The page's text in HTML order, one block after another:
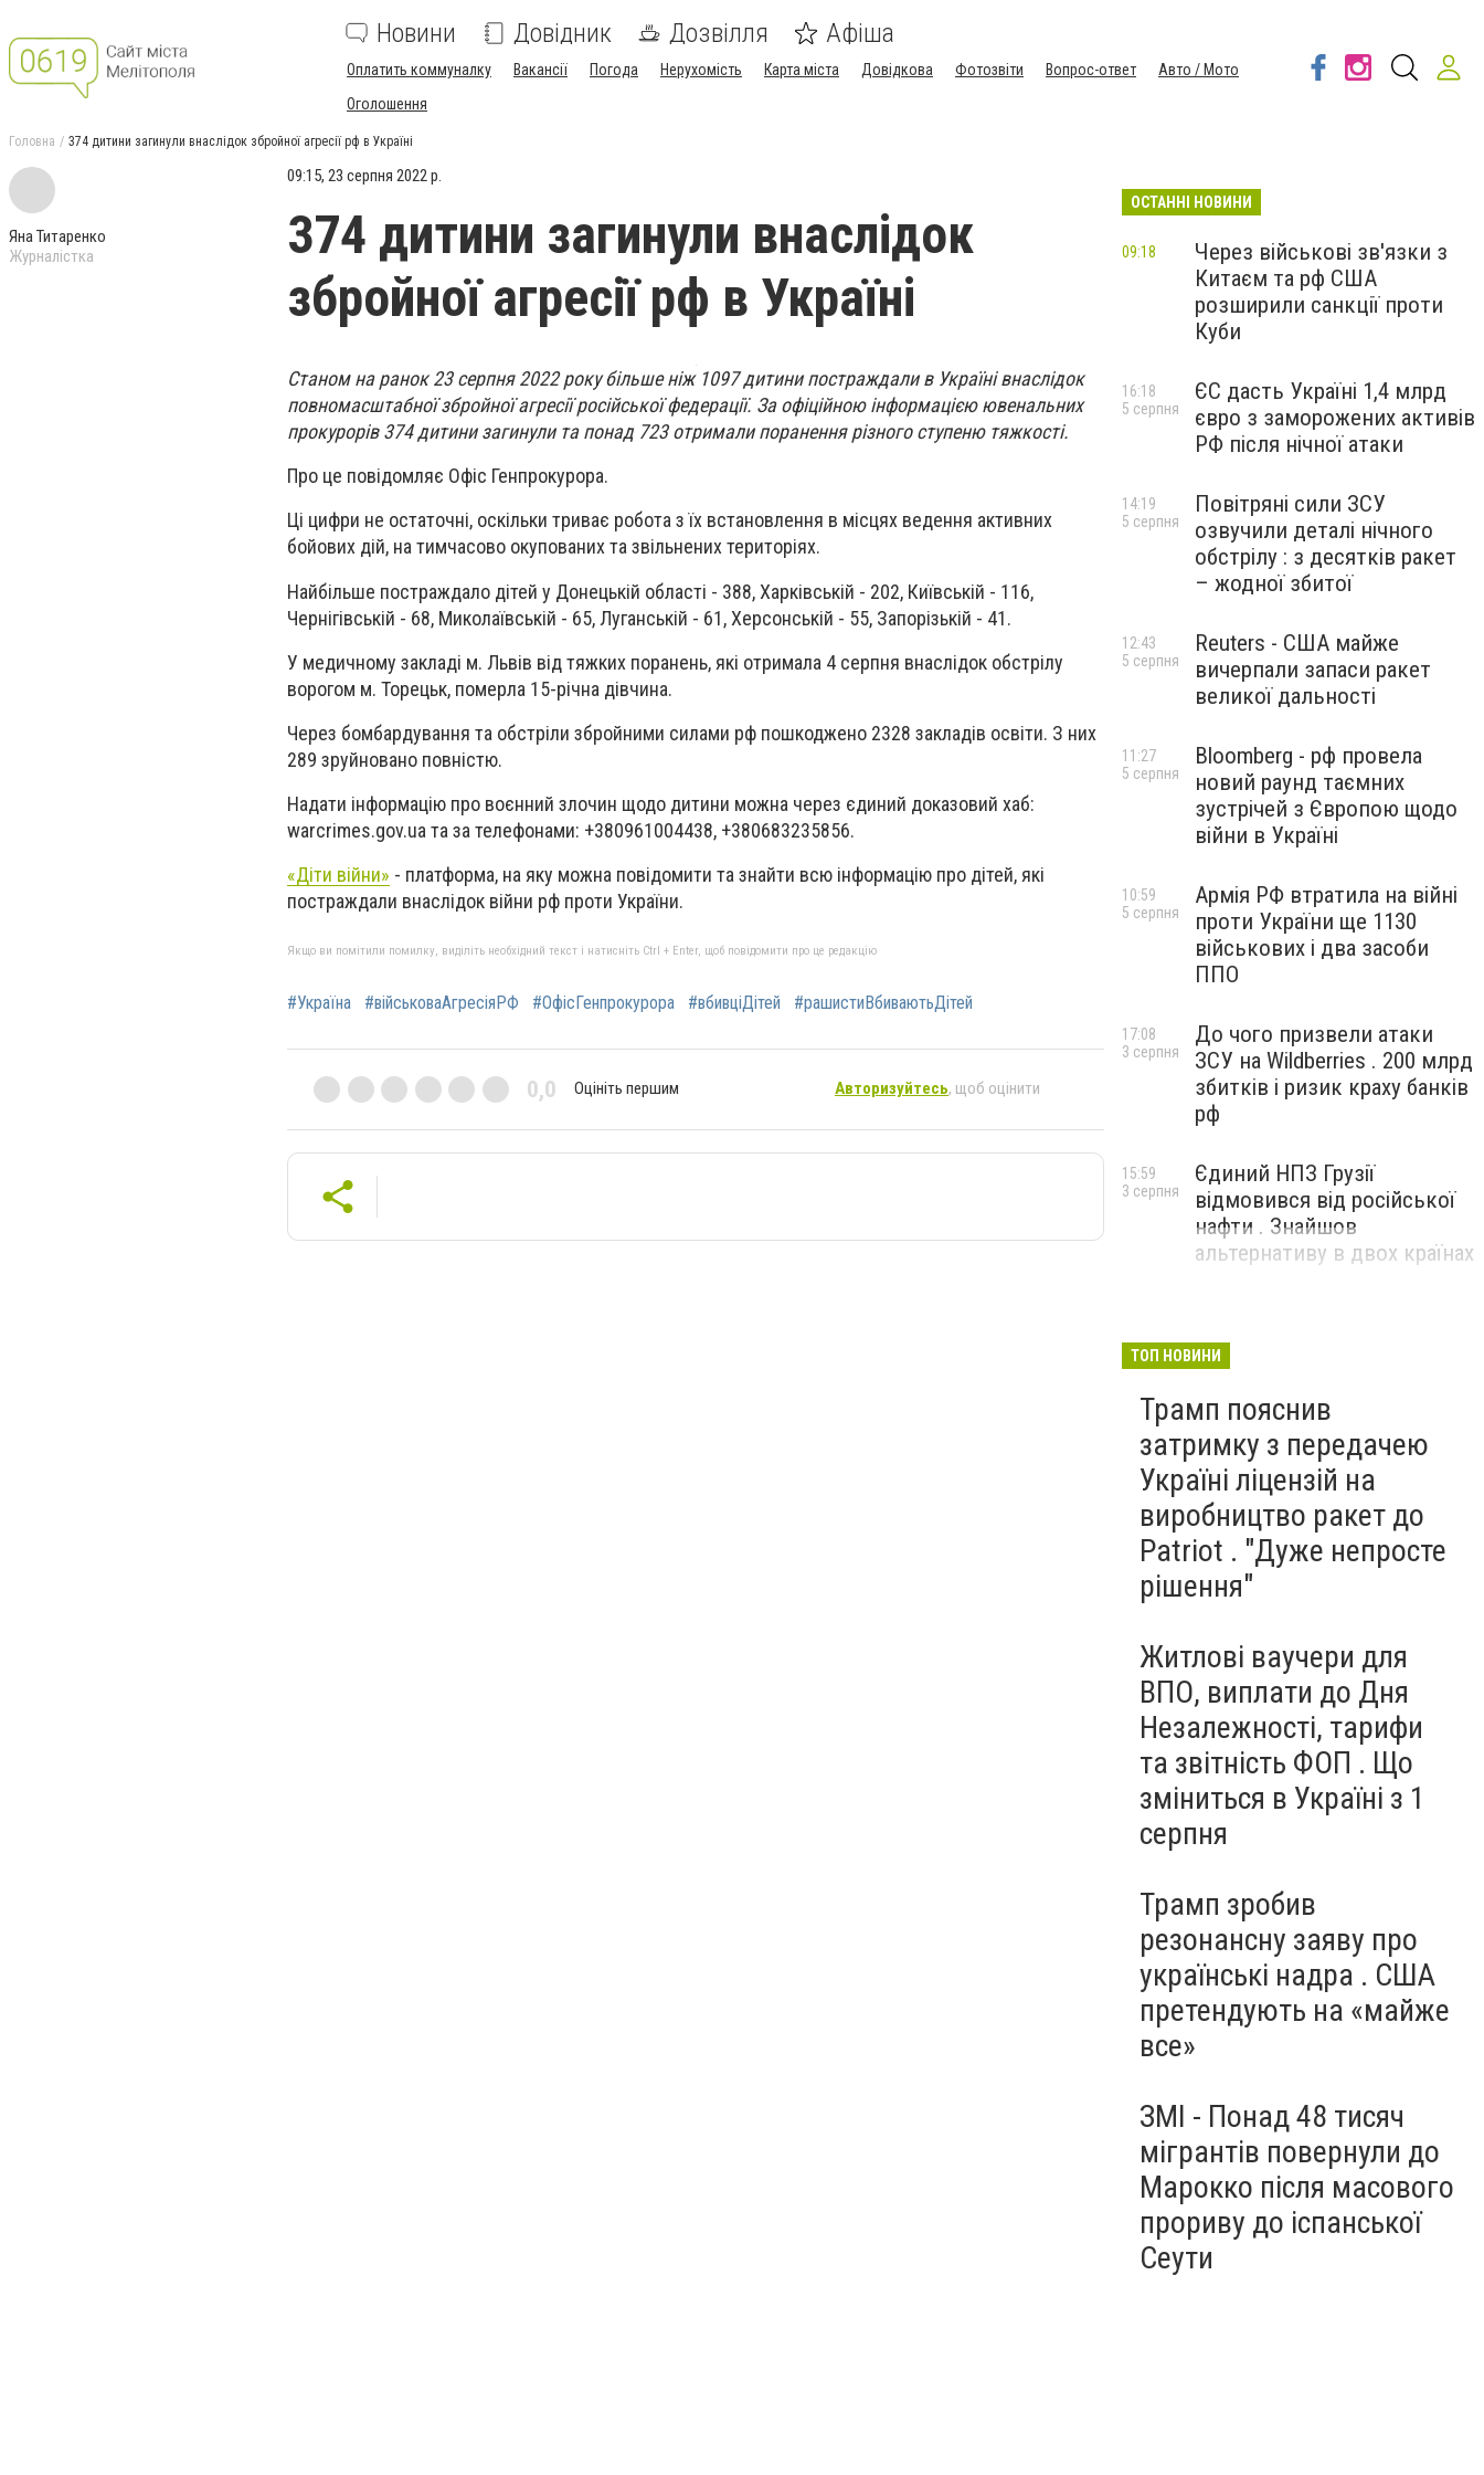
Новини Довідник Дозвілля Афіша
Оплатить коммуналку Вакансії Погода Нерухомість Карта міста Довідкова Фотозвіти Вопрос-ответ
Авто / Мото
Оголошення
Головна 374 дитини загинули внаслідок збройної агресії рф в Україні
Яна Титаренко
Журналістка
09:15, 23 серпня 2022 р.
374 дитини загинули внаслідок
збройної агресії рф в Україні
Станом на ранок 23 серпня 2022 року більше ніж 1097 дитини постраждали в Україні внаслідок
повномасштабної збройної агресії російської федерації. За офіційною інформацією ювенальних
прокурорів 374 дитини загинули та понад 723 отримали поранення різного ступеню тяжкості.
Про це повідомляє Офіс Генпрокурора.
Ці цифри не остаточні, оскільки триває робота з їх встановлення в місцях ведення активних
бойових дій, на тимчасово окупованих та звільнених територіях.
Найбільше постраждало дітей у Донецькій області - 388, Харківській - 202, Київській - 116,
Чернігівській - 68, Миколаївській - 65, Луганській - 61, Херсонській - 55, Запорізькій - 41.
У медичному закладі м. Львів від тяжких поранень, які отримала 4 серпня внаслідок обстрілу
ворогом м. Торецьк, померла 15-річна дівчина.
Через бомбардування та обстріли збройними силами рф пошкоджено 2328 закладів освіти. З них
289 зруйновано повністю.
Надати інформацію про воєнний злочин щодо дитини можна через єдиний доказовий хаб:
warcrimes.gov.ua та за телефонами: +380961004438, +380683235856.
«Діти війни» - платформа, на яку можна повідомити та знайти всю інформацію про дітей, які
постраждали внаслідок війни рф проти України.
Якщо ви помітили помилку, виділіть необхідний текст і натисніть Ctrl + Enter, щоб повідомити про це редакцію
#Україна #військоваАгресіяРФ #ОфісГенпрокурора #вбивціДітей #рашистиВбиваютьДітей
0,0 Оцініть першим Авторизуйтесь, щоб оцінити
ОСТАННІ НОВИНИ
Через військові зв'язки з
Китаєм та рф США
розширили санкції проти
Куби
09:18
ЄС дасть Україні 1,4 млрд
євро з заморожених активів
РФ після нічної атаки
16:18
5 серпня
Повітряні сили ЗСУ
озвучили деталі нічного
обстрілу : з десятків ракет
– жодної збитої
14:19
5 серпня
Reuters - США майже
вичерпали запаси ракет
великої дальності
12:43
5 серпня
Bloomberg - рф провела
новий раунд таємних
зустрічей з Європою щодо
війни в Україні
11:27
5 серпня
Армія РФ втратила на війні
проти України ще 1130
військових і два засоби
ППО
10:59
5 серпня
До чого призвели атаки
ЗСУ на Wildberries . 200 млрд
збитків і ризик краху банків
рф
17:08
3 серпня
Єдиний НПЗ Грузії
відмовився від російської
нафти . Знайшов
альтернативу в двох країнах
15:59
3 серпня
ТОП НОВИНИ
Трамп пояснив
затримку з передачею
Україні ліцензій на
виробництво ракет до
Patriot . "Дуже непросте
рішення"
Житлові ваучери для
ВПО, виплати до Дня
Незалежності, тарифи
та звітність ФОП . Що
зміниться в Україні з 1
серпня
Трамп зробив
резонансну заяву про
українські надра . США
претендують на «майже
все»
ЗМІ - Понад 48 тисяч
мігрантів повернули до
Марокко після масового
прориву до іспанської
Сеути